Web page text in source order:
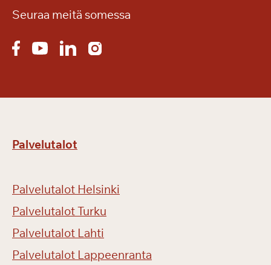
Seuraa meitä somessa
Palvelutalot
Palvelutalot Helsinki
Palvelutalot Turku
Palvelutalot Lahti
Palvelutalot Lappeenranta